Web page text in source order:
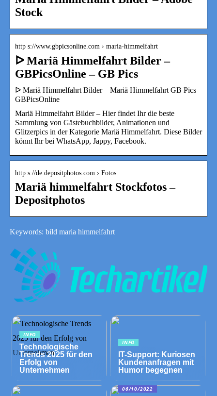
Stock
http s://www.gbpicsonline.com › maria-himmelfahrt
ᐅ Mariä Himmelfahrt Bilder –
GBPicsOnline – GB Pics
ᐅ Mariä Himmelfahrt Bilder – Mariä Himmelfahrt GB Pics –
GBPicsOnline
Mariä Himmelfahrt Bilder – Hier findet Ihr die beste
Sammlung von Gästebuchbilder, Animationen und
Glitzerpics in der Kategorie Mariä Himmelfahrt. Diese Bilder
könnt Ihr bei WhatsApp, Jappy, Facebook.
http s://de.depositphotos.com › Fotos
Mariä himmelfahrt Stockfotos –
Depositphotos
Keywords: bild maria himmelfahrt
INFO
Technologische
Trends 2025 für den
Erfolg von
Unternehmen
INFO
IT-Support: Kuriosen
Kundenanfragen mit
Humor begegnen
06/10/2022